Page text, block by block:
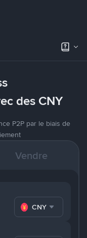
des CNY
P2P par le biais de
Vendre
CNY